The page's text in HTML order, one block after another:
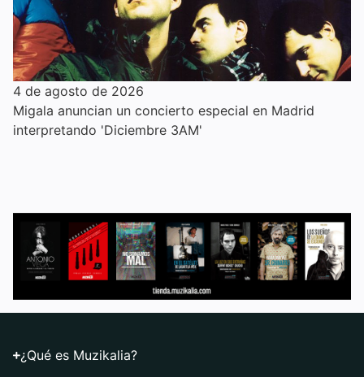
4 de agosto de 2026
Migala anuncian un concierto especial en Madrid
interpretando 'Diciembre 3AM'
¿Qué es Muzikalia?